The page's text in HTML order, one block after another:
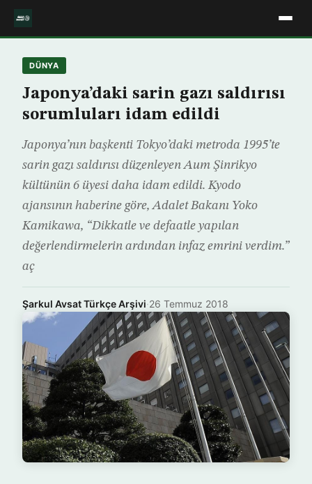
DÜNYA
Japonya’daki sarin gazı saldırısı
sorumluları idam edildi
Japonya’nın başkenti Tokyo’daki metroda 1995’te
sarin gazı saldırısı düzenleyen Aum Şinrikyo
kültünün 6 üyesi daha idam edildi. Kyodo
ajansının haberine göre, Adalet Bakanı Yoko
Kamikawa, “Dikkatle ve defaatle yapılan
değerlendirmelerin ardından infaz emrini verdim.”
aç
Şarkul Avsat Türkçe Arşivi·26 Temmuz 2018